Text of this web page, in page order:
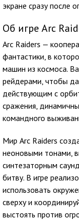
экране сразу после
Об игре Arc
Arc Raiders —
фантастики, в
машин из космоса.
рейдерами, чтобы
действующим с
сражения,
командного
Мир Arc Raiders
неоновыми тонами,
синтезаторным
битву. В игре
использовать
сверху и
выстоять против